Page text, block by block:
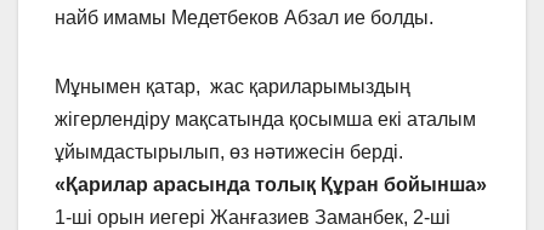
найб имамы Медетбеков Абзал ие болды.
Мұнымен қатар, жас қариларымыздың
жігерлендіру мақсатында қосымша екі аталым
ұйымдастырылып, өз нәтижесін берді.
«Қарилар арасында толық Құран бойынша»
1-ші орын иегері Жанғазиев Заманбек, 2-ші